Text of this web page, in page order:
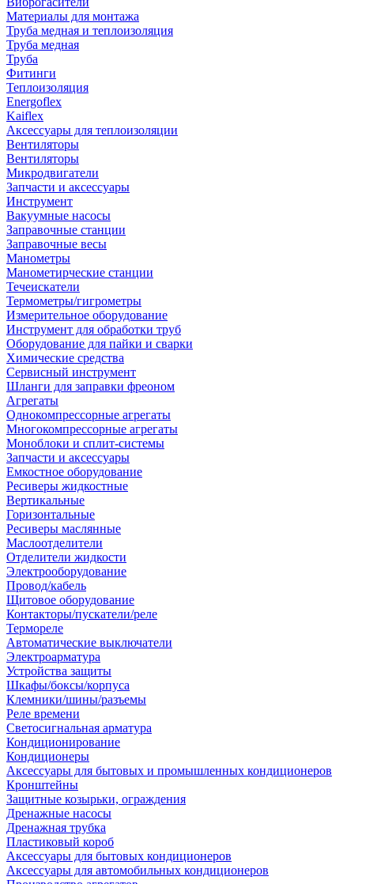
Материалы для монтажа
Труба медная и теплоизоляция
Труба медная
Труба
Фитинги
Теплоизоляция
Energoflex
Kaiflex
Аксессуары для теплоизоляции
Вентиляторы
Вентиляторы
Микродвигатели
Запчасти и аксессуары
Инструмент
Вакуумные насосы
Заправочные станции
Заправочные весы
Манометры
Манометирческие станции
Течеискатели
Термометры/гигрометры
Измерительное оборудование
Инструмент для обработки труб
Оборудование для пайки и сварки
Химические средства
Сервисный инструмент
Шланги для заправки фреоном
Агрегаты
Однокомпрессорные агрегаты
Многокомпрессорные агрегаты
Моноблоки и сплит-системы
Запчасти и аксессуары
Емкостное оборудование
Ресиверы жидкостные
Вертикальные
Горизонтальные
Ресиверы маслянные
Маслоотделители
Отделители жидкости
Электрооборудование
Провод/кабель
Щитовое оборудование
Контакторы/пускатели/реле
Термореле
Автоматические выключатели
Электроарматура
Устройства защиты
Шкафы/боксы/корпуса
Клемники/шины/разъемы
Реле времени
Светосигнальная арматура
Кондиционирование
Кондиционеры
Аксессуары для бытовых и промышленных кондиционеров
Кронштейны
Защитные козырьки, ограждения
Дренажные насосы
Дренажная трубка
Пластиковый короб
Аксессуары для бытовых кондиционеров
Аксессуары для автомобильных кондиционеров